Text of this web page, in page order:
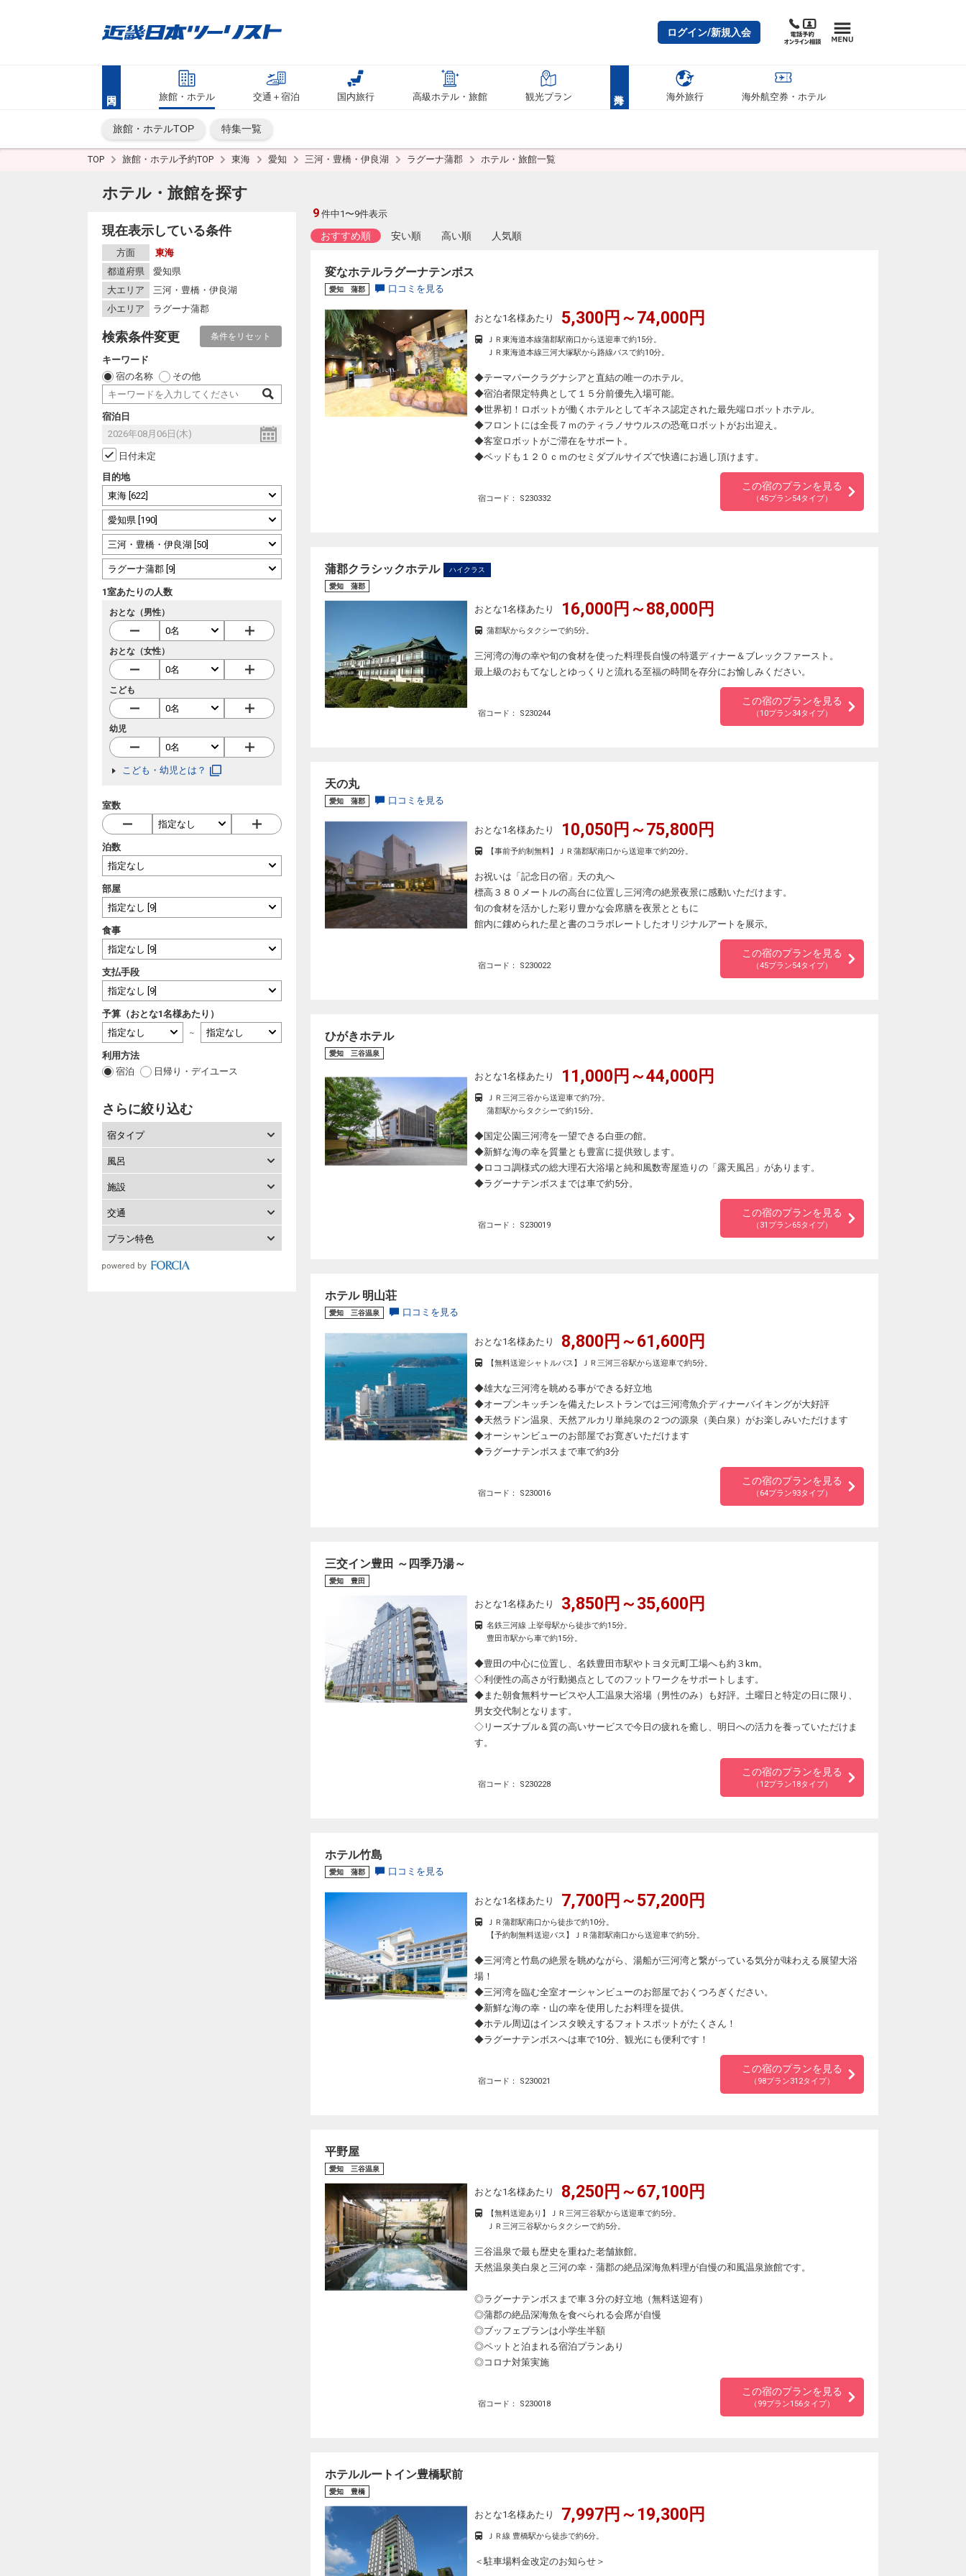
ログイン/新規入会
旅館・ホテル 交通＋宿泊 国内旅行 高級ホテル・旅館 観光プラン 海外旅行 海外航空券・ホテル
旅館・ホテルTOP 特集一覧
TOP 旅館・ホテル予約TOP 東海 愛知 三河・豊橋・伊良湖 ラグーナ蒲郡 ホテル・旅館一覧
ホテル・旅館を探す
現在表示している条件
方面
東海
都道府県
愛知県
大エリア
三河・豊橋・伊良湖
小エリア
ラグーナ蒲郡
検索条件変更 条件をリセット
キーワード
宿の名称
その他
宿泊日
日付未定
目的地
1室あたりの人数
おとな（男性）
おとな（女性）
こども
幼児
こども・幼児とは？
室数
泊数
部屋
食事
支払手段
予算（おとな1名様あたり）
～
利用方法
宿泊
日帰り・デイユース
さらに絞り込む
宿タイプ
風呂
施設
交通
プラン特色
9 件中1〜9件表示
おすすめ順 安い順 高い順 人気順
変なホテルラグーナテンボス
愛知 蒲郡 口コミを見る
おとな1名様あたり 5,300円～74,000円
ＪＲ東海道本線蒲郡駅南口から送迎車で約15分。
ＪＲ東海道本線三河大塚駅から路線バスで約10分。
◆テーマパークラグナシアと直結の唯一のホテル。
◆宿泊者限定特典として１５分前優先入場可能。
◆世界初！ロボットが働くホテルとしてギネス認定された最先端ロボットホテル。
◆フロントには全長７ｍのティラノサウルスの恐竜ロボットがお出迎え。
◆客室ロボットがご滞在をサポート。
◆ベッドも１２０ｃｍのセミダブルサイズで快適にお過し頂けます。
宿コード： S230332
この宿のプランを見る
（45プラン54タイプ）
蒲郡クラシックホテル ハイクラス
愛知 蒲郡
おとな1名様あたり 16,000円～88,000円
蒲郡駅からタクシーで約5分。
三河湾の海の幸や旬の食材を使った料理長自慢の特選ディナー＆ブレックファースト。
最上級のおもてなしとゆっくりと流れる至福の時間を存分にお愉しみください。
宿コード： S230244
この宿のプランを見る
（10プラン34タイプ）
天の丸
愛知 蒲郡 口コミを見る
おとな1名様あたり 10,050円～75,800円
【事前予約制無料】ＪＲ蒲郡駅南口から送迎車で約20分。
お祝いは「記念日の宿」天の丸へ
標高３８０メートルの高台に位置し三河湾の絶景夜景に感動いただけます。
旬の食材を活かした彩り豊かな会席膳を夜景とともに
館内に鏤められた星と書のコラボレートしたオリジナルアートを展示。
宿コード： S230022
この宿のプランを見る
（45プラン54タイプ）
ひがきホテル
愛知 三谷温泉
おとな1名様あたり 11,000円～44,000円
ＪＲ三河三谷から送迎車で約7分。
蒲郡駅からタクシーで約15分。
◆国定公園三河湾を一望できる白亜の館。
◆新鮮な海の幸を質量とも豊富に提供致します。
◆ロココ調様式の総大理石大浴場と純和風数寄屋造りの「露天風呂」があります。
◆ラグーナテンボスまでは車で約5分。
宿コード： S230019
この宿のプランを見る
（31プラン65タイプ）
ホテル 明山荘
愛知 三谷温泉 口コミを見る
おとな1名様あたり 8,800円～61,600円
【無料送迎シャトルバス】ＪＲ三河三谷駅から送迎車で約5分。
◆雄大な三河湾を眺める事ができる好立地
◆オープンキッチンを備えたレストランでは三河湾魚介ディナーバイキングが大好評
◆天然ラドン温泉、天然アルカリ単純泉の２つの源泉（美白泉）がお楽しみいただけます
◆オーシャンビューのお部屋でお寛ぎいただけます
◆ラグーナテンボスまで車で約3分
宿コード： S230016
この宿のプランを見る
（64プラン93タイプ）
三交イン豊田 ～四季乃湯～
愛知 豊田
おとな1名様あたり 3,850円～35,600円
名鉄三河線 上挙母駅から徒歩で約15分。
豊田市駅から車で約15分。
◆豊田の中心に位置し、名鉄豊田市駅やトヨタ元町工場へも約３km。
◇利便性の高さが行動拠点としてのフットワークをサポートします。
◆また朝食無料サービスや人工温泉大浴場（男性のみ）も好評。土曜日と特定の日に限り、
男女交代制となります。
◇リーズナブル＆質の高いサービスで今日の疲れを癒し、明日への活力を養っていただけま
す。
宿コード： S230228
この宿のプランを見る
（12プラン18タイプ）
ホテル竹島
愛知 蒲郡 口コミを見る
おとな1名様あたり 7,700円～57,200円
ＪＲ蒲郡駅南口から徒歩で約10分。
【予約制無料送迎バス】ＪＲ蒲郡駅南口から送迎車で約5分。
◆三河湾と竹島の絶景を眺めながら、湯船が三河湾と繋がっている気分が味わえる展望大浴
場！
◆三河湾を臨む全室オーシャンビューのお部屋でおくつろぎください。
◆新鮮な海の幸・山の幸を使用したお料理を提供。
◆ホテル周辺はインスタ映えするフォトスポットがたくさん！
◆ラグーナテンボスへは車で10分、観光にも便利です！
宿コード： S230021
この宿のプランを見る
（98プラン312タイプ）
平野屋
愛知 三谷温泉
おとな1名様あたり 8,250円～67,100円
【無料送迎あり】ＪＲ三河三谷駅から送迎車で約5分。
ＪＲ三河三谷駅からタクシーで約5分。
三谷温泉で最も歴史を重ねた老舗旅館。
天然温泉美白泉と三河の幸・蒲郡の絶品深海魚料理が自慢の和風温泉旅館です。
◎ラグーナテンボスまで車３分の好立地（無料送迎有）
◎蒲郡の絶品深海魚を食べられる会席が自慢
◎ブッフェプランは小学生半額
◎ペットと泊まれる宿泊プランあり
◎コロナ対策実施
宿コード： S230018
この宿のプランを見る
（99プラン156タイプ）
ホテルルートイン豊橋駅前
愛知 豊橋
おとな1名様あたり 7,997円～19,300円
ＪＲ線 豊橋駅から徒歩で約6分。
＜駐車場料金改定のお知らせ＞